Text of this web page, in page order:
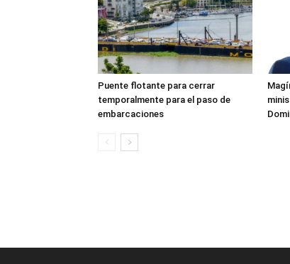
Puente flotante para cerrar
temporalmente para el paso de
embarcaciones